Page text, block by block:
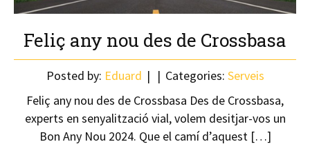
Feliç any nou des de Crossbasa
Posted by: Eduard Categories: Serveis
Feliç any nou des de Crossbasa Des de Crossbasa,
experts en senyalització vial, volem desitjar-vos un
Bon Any Nou 2024. Que el camí d’aquest […]